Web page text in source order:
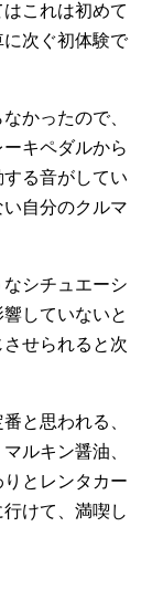
これは初めて
次ぐ初体験で
かったので、
キペダルから
る音がしてい
自分のクルマ
シチュエーシ
していないと
せられると次
と思われる、
ルキン醤油、
とレンタカー
けて、満喫し